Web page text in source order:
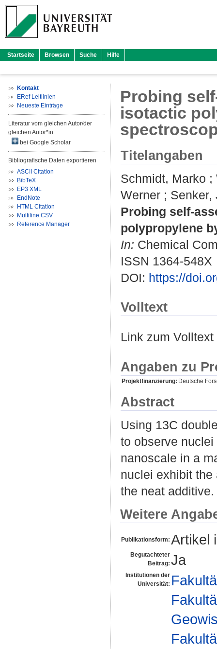
Startseite Browsen Suche Hilfe
Kontakt
ERef Leitlinien
Neueste Einträge
Literatur vom gleichen Autor/der
gleichen Autor*in
bei Google Scholar
Bibliografische Daten exportieren
ASCII Citation
BibTeX
EP3 XML
EndNote
HTML Citation
Multiline CSV
Reference Manager
Probing
isotactic
Titelangaben
Schmidt, Marko ;
Werner ; Senker,
Probing self-
polypropylene
In: Chemical
ISSN 1364-548X
DOI: https://
Volltext
Link zum
Angaben zu
Projektfinanzierung: Deutsche
Abstract
Using 13C
to observe
nanoscale in a
nuclei exhibit
the neat additive.
Weitere
Publikationsform: Artikel
Begutachteter
Beitrag: Ja
Institutionen der
Universität: